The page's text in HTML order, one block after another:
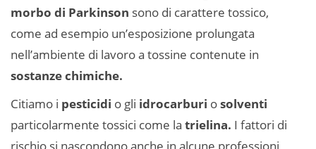
morbo di Parkinson sono di carattere tossico,
come ad esempio un’esposizione prolungata
nell’ambiente di lavoro a tossine contenute in
sostanze chimiche.
Citiamo i pesticidi o gli idrocarburi osolventi
particolarmente tossici come la trielina. I fattori di